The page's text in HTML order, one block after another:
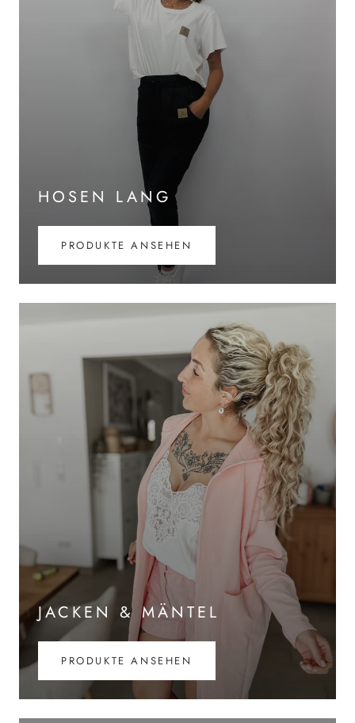
HOSEN LANG
PRODUKTE ANSEHEN
JACKEN & MÄNTEL
PRODUKTE ANSEHEN